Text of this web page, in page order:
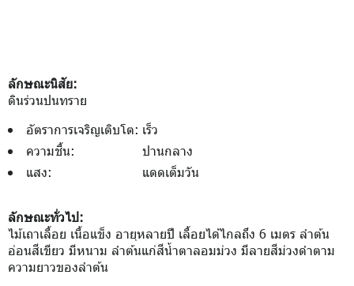
ลักษณะนิสัย:
ดินร่วนปนทราย
อัตราการเจริญเติบโต: เร็ว
ความชื้น:
ปานกลาง
แสง:
แดดเต็มวัน
ลักษณะทั่วไป:
ไม้เถาเลื้อย เนื้อแข็ง อายุหลายปี เลื้อยได้ไกลถึง 6 เมตร ลำต้น
อ่อนสีเขียว มีหนาม ลำต้นแก่สีน้ำตาลอมม่วง มีลายสีม่วงดำตาม
ความยาวของลำต้น